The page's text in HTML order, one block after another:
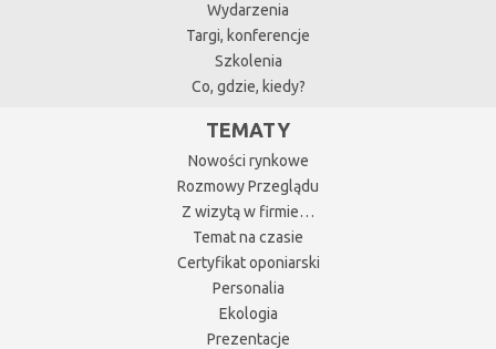
Wydarzenia
Targi, konferencje
Szkolenia
Co, gdzie, kiedy?
TEMATY
Nowości rynkowe
Rozmowy Przeglądu
Z wizytą w firmie…
Temat na czasie
Certyfikat oponiarski
Personalia
Ekologia
Prezentacje